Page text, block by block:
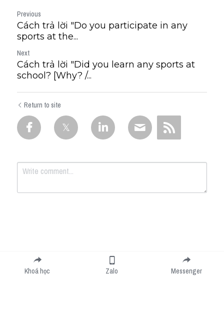
Previous
Cách trả lời "Do you participate in any
sports at the...
Next
Cách trả lời "Did you learn any sports at
school? [Why? /...
Return to site
Submit
Khoá học Zalo Messenger